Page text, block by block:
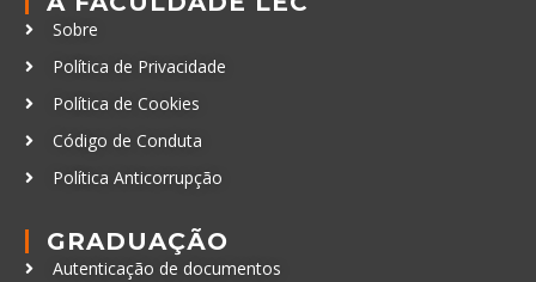
Sobre
Política de Privacidade
Política de Cookies
Código de Conduta
Política Anticorrupção
GRADUAÇÃO
Autenticação de documentos